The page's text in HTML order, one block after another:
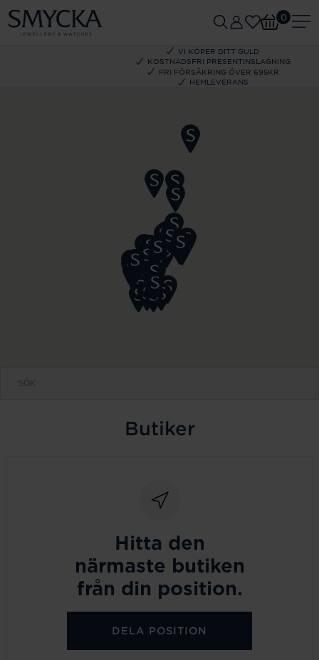
VI KÖPER DITT GULD
KOSTNADSFRI PRESENTINSLAGNING
FRI FÖRSÄKRING ÖVER 695KR
HEMLEVERANS
0
Butiker
Hitta den
närmaste butiken
från din position.
DELA POSITION